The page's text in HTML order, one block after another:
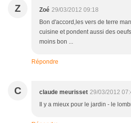
Z Zoé 29/03/2012 09:18
Bon d'accord,les vers de terre
cuisine et pondent aussi des
moins bon ...
Répondre
C claude meurisset 29/03/2012
Il y a mieux pour le jardin - le